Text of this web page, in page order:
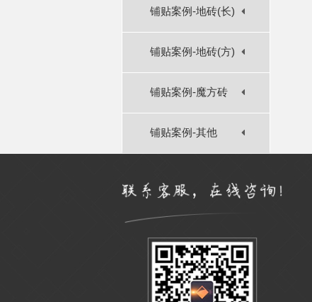
铺贴案例-地砖(长)
铺贴案例-地砖(方)
铺贴案例-魔方砖
铺贴案例-其他